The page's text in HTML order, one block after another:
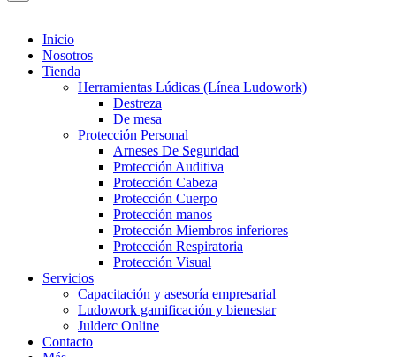
Inicio
Nosotros
Tienda
Herramientas Lúdicas (Línea Ludowork)
Destreza
De mesa
Protección Personal
Arneses De Seguridad
Protección Auditiva
Protección Cabeza
Protección Cuerpo
Protección manos
Protección Miembros inferiores
Protección Respiratoria
Protección Visual
Servicios
Capacitación y asesoría empresarial
Ludowork gamificación y bienestar
Julderc Online
Contacto